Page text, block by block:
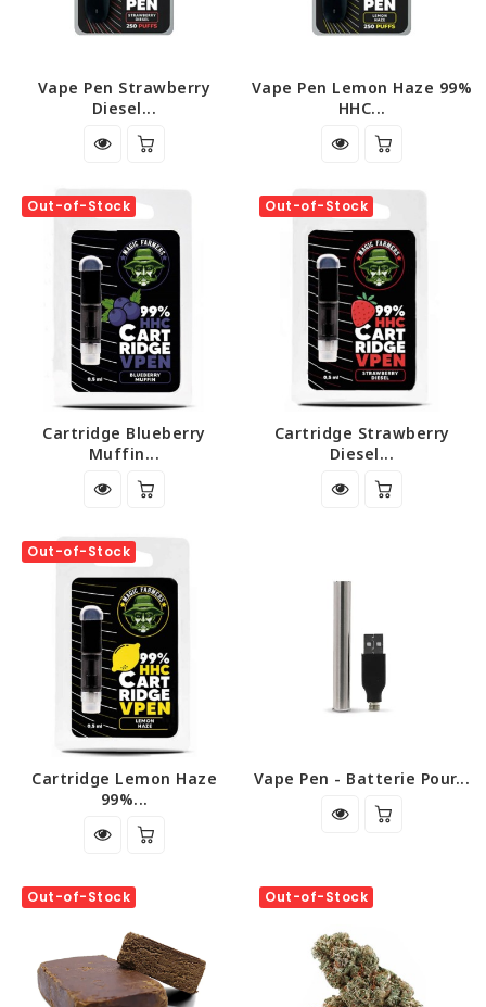
Vape Pen Strawberry
Diesel...
Vape Pen Lemon Haze 99%
HHC...
Out-of-Stock
Cartridge Blueberry
Muffin...
Out-of-Stock
Cartridge Strawberry
Diesel...
Out-of-Stock
Cartridge Lemon Haze
99%...
Vape Pen - Batterie Pour...
Out-of-Stock Out-of-Stock